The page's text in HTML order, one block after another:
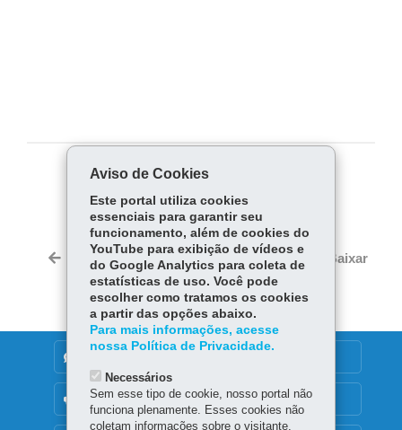
COMPARTILHE:
ce
bo
ok
Tw
itt
er
ha
ts
Ap
p
Voltar Início Imprimir Baixar
OUVIDORIA
Aviso de Cookies
Este portal utiliza cookies
essenciais para garantir seu
funcionamento, além de cookies do
YouTube para exibição de vídeos e
do Google Analytics para coleta de
estatísticas de uso. Você pode
escolher como tratamos os cookies
a partir das opções abaixo.
Para mais informações, acesse
nossa Política de Privacidade.
Necessários
Sem esse tipo de cookie, nosso portal não
funciona plenamente. Esses cookies não
coletam informações sobre o visitante.